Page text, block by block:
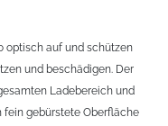
optisch auf und schützen
und beschädigen. Der
Ladebereich und
fein gebürstete Oberfläche